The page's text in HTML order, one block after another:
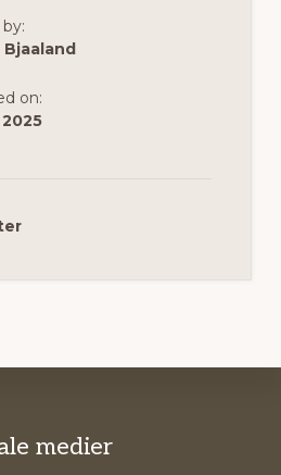
Bjaaland
on:
2025
medier